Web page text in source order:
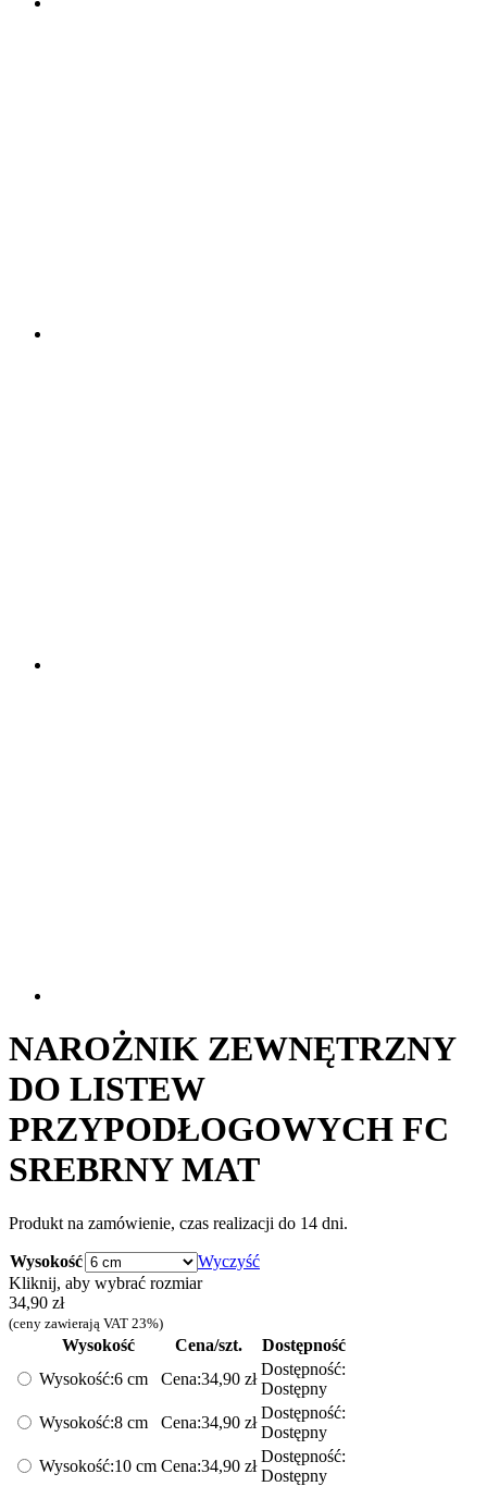
NAROŻNIK ZEWNĘTRZNY
DO LISTEW
PRZYPODŁOGOWYCH FC
SREBRNY MAT
Produkt na zamówienie, czas realizacji do 14 dni.
Wysokość
Wyczyść
Kliknij, aby wybrać rozmiar
34,90 zł
(ceny zawierają VAT 23%)
Wysokość Cena/szt.
Dostępność
Wysokość:6 cm Cena:34,90 zł
Dostępność:
Dostępny
Wysokość:8 cm Cena:34,90 zł
Dostępność:
Dostępny
Wysokość:10 cm Cena:34,90 zł
Dostępność:
Dostępny